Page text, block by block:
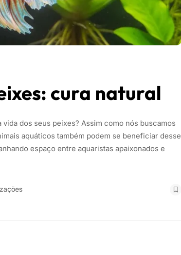
cura natural
dos seus peixes? Assim como nós buscamos
aquáticos também podem se beneficiar desse
espaço entre aquaristas apaixonados e